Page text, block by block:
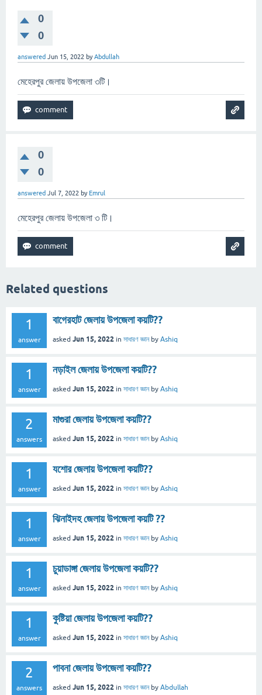
0
0
answered Jun 15, 2022 byAbdullah
মেহেরপুর জেলায় উপজেলা ৩টি।
0
0
answered Jul 7, 2022 by Emrul
মেহেরপুর জেলায় উপজেলা ৩ টি।
Related questions
1
answer
বাগেরহাট জেলায় উপজেলা কয়টি??
asked Jun 15, 2022 in সাধারণ জ্ঞান by Ashiq
1
answer
নড়াইল জেলায় উপজেলা কয়টি??
asked Jun 15, 2022 in সাধারণ জ্ঞান by Ashiq
2
answers
মাগুরা জেলায় উপজেলা কয়টি??
asked Jun 15, 2022 in সাধারণ জ্ঞান by Ashiq
1
answer
যশোর জেলায় উপজেলা কয়টি??
asked Jun 15, 2022 in সাধারণ জ্ঞান by Ashiq
1
answer
ঝিনাইদহ জেলায় উপজেলা কয়টি ??
asked Jun 15, 2022 in সাধারণ জ্ঞান by Ashiq
1
answer
চুয়াডাঙ্গা জেলায় উপজেলা কয়টি??
asked Jun 15, 2022 in সাধারণ জ্ঞান by Ashiq
1
answer
কুষ্টিয়া জেলায় উপজেলা কয়টি??
asked Jun 15, 2022 in সাধারণ জ্ঞান by Ashiq
2
answers
পাবনা জেলায় উপজেলা কয়টি??
asked Jun 15, 2022 in সাধারণ জ্ঞান by Abdullah